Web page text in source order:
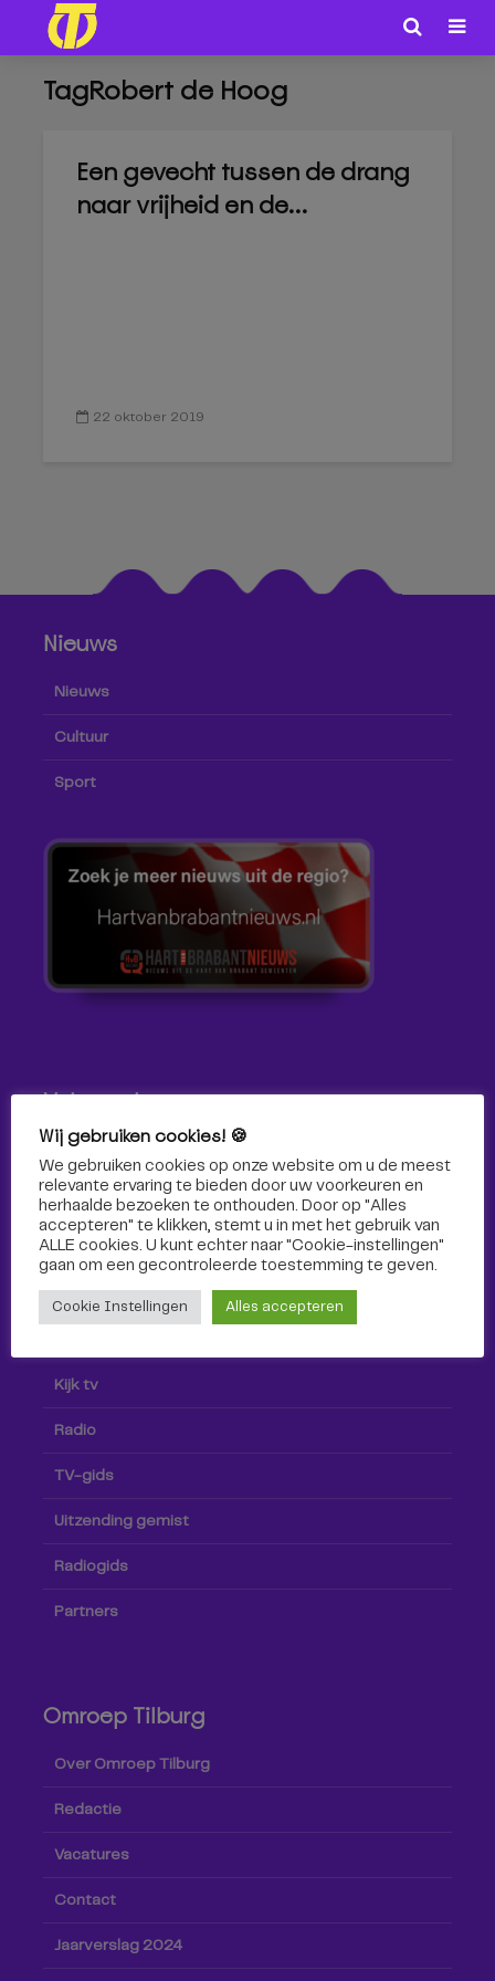
TagRobert de Hoog
Een gevecht tussen de drang
naar vrijheid en de...
22 oktober 2019
Nieuws
Nieuws
Cultuur
Sport
Volg ons!
Volg Omroep Tilburg niet alleen hier, maar ook via social
media!
Kijk tv
Radio
TV-gids
Uitzending gemist
Radiogids
Partners
Omroep Tilburg
Over Omroep Tilburg
Redactie
Vacatures
Contact
Jaarverslag 2024
Wij gebruiken cookies! 🍪
We gebruiken cookies op onze website om u de meest
relevante ervaring te bieden door uw voorkeuren en
herhaalde bezoeken te onthouden. Door op "Alles
accepteren" te klikken, stemt u in met het gebruik van
ALLE cookies. U kunt echter naar "Cookie-instellingen"
gaan om een ​​gecontroleerde toestemming te geven.
Cookie Instellingen Alles accepteren